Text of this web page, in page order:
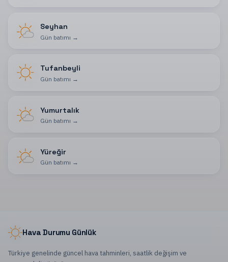
Seyhan
Gün batımı →
Tufanbeyli
Gün batımı →
Yumurtalık
Gün batımı →
Yüreğir
Gün batımı →
Hava Durumu Günlük
Türkiye genelinde güncel hava tahminleri, saatlik değişim ve